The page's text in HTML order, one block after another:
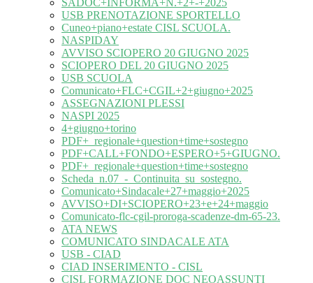
SADOC+INFORMA+N.+2+-+2025
USB PRENOTAZIONE SPORTELLO
Cuneo+piano+estate CISL SCUOLA.
NASPIDAY
AVVISO SCIOPERO 20 GIUGNO 2025
SCIOPERO DEL 20 GIUGNO 2025
USB SCUOLA
Comunicato+FLC+CGIL+2+giugno+2025
ASSEGNAZIONI PLESSI
NASPI 2025
4+giugno+torino
PDF+_regionale+question+time+sostegno
PDF+CALL+FONDO+ESPERO+5+GIUGNO.
PDF+_regionale+question+time+sostegno
Scheda_n.07_-_Continuita_su_sostegno.
Comunicato+Sindacale+27+maggio+2025
AVVISO+DI+SCIOPERO+23+e+24+maggio
Comunicato-flc-cgil-proroga-scadenze-dm-65-23.
ATA NEWS
COMUNICATO SINDACALE ATA
USB - CIAD
CIAD INSERIMENTO - CISL
CISL FORMAZIONE DOC NEOASSUNTI